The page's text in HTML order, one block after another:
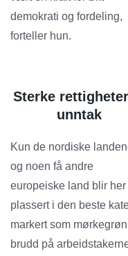
demokrati og fordeling,
forteller hun.
Sterke
unntak
Kun de nordiske
og noen få andre
europeiske land blir her
plassert i den beste
markert som
brudd på